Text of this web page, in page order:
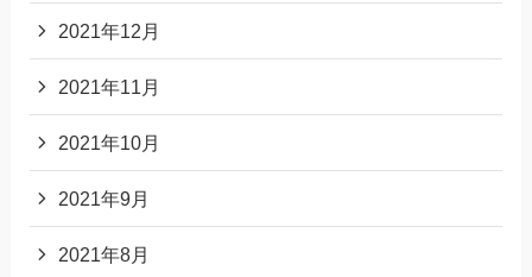
2021年12月
2021年11月
2021年10月
2021年9月
2021年8月